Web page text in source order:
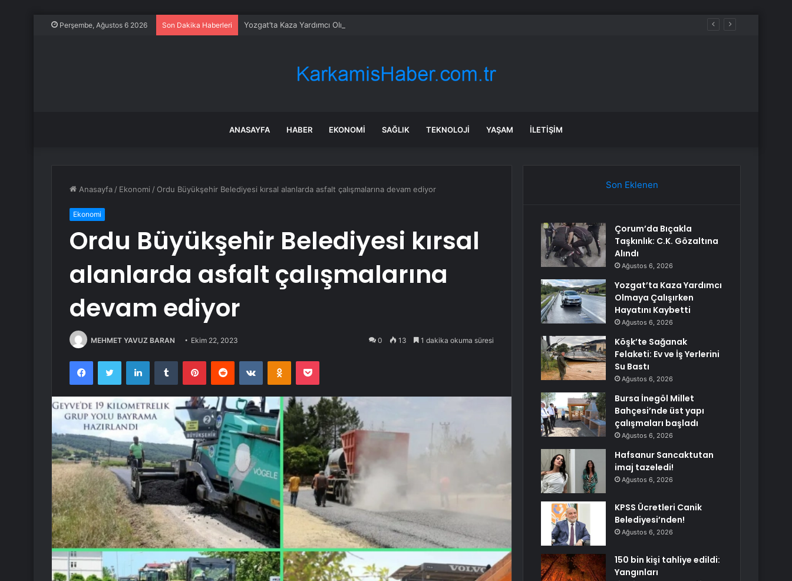
Perşembe, Ağustos 6 2026 Son Dakika Haberleri Yozgat’ta Kaza Yardımcı Olmaya Çalışırken Hayatını Kaybetti
ANASAYFA HABER EKONOMI SAĞLIK TEKNOLOJI YAŞAM İLETIŞIM
Anasayfa / Ekonomi / Ordu Büyükşehir Belediyesi kırsal alanlarda asfalt çalışmalarına devam ediyor
Ekonomi
Ordu Büyükşehir Belediyesi kırsal
alanlarda asfalt çalışmalarına
devam ediyor
MEHMET YAVUZ BARAN Ekim 22, 2023 0 13 1 dakika okuma süresi
FacebookTwitter LinkedInTumblr PinterestReddit VKontakteOdnoklassniki
Pocket
Son Eklenen
Çorum’da Bıçakla
Taşkınlık: C.K. Gözaltına
Alındı
Ağustos 6, 2026
Yozgat’ta Kaza Yardımcı
Olmaya Çalışırken
Hayatını Kaybetti
Ağustos 6, 2026
Köşk’te Sağanak
Felaketi: Ev ve İş Yerlerini
Su Bastı
Ağustos 6, 2026
Bursa İnegöl Millet
Bahçesi’nde üst yapı
çalışmaları başladı
Ağustos 6, 2026
Hafsanur Sancaktutan
imaj tazeledi!
Ağustos 6, 2026
KPSS Ücretleri Canik
Belediyesi’nden!
Ağustos 6, 2026
150 bin kişi tahliye edildi:
Yangınları